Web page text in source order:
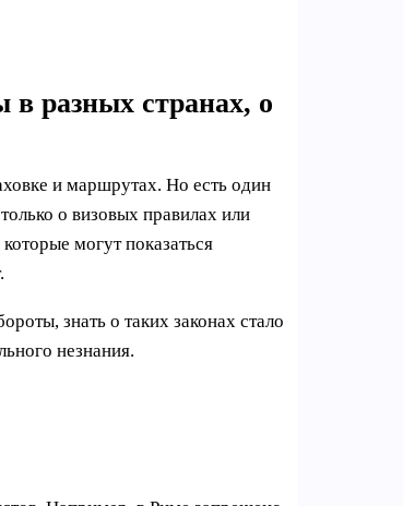
разных странах, о
и маршрутах. Но есть один
о визовых правилах или
могут показаться
знать о таких законах стало
незнания.